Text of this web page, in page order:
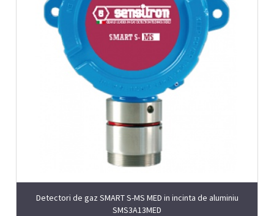
Detectori de gaz SMART S-MS MED in incinta de aluminiu
SMS3A13MED